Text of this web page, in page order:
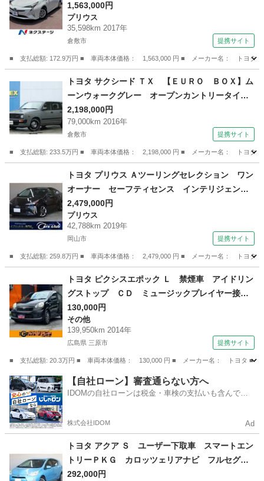
ルトインＥＴＣ 純正１５インチアルミ オート
ライト オートエアコン Ｂｌｕｅｔｏｏｔｈ
ＣＤ フルセグ （車検整備付）
1,563,000円
プリウス
35,598km 2017年
倉敷市 提携サイト
■ 支払総額: 172.9万円 ■ 車両本体価格： 1,563,000 円 ■ メーカー名： トヨ
プリウス
トヨタ サクシード ＴＸ 【ＥＵＲＯ ＢＯＸ】ム
ーンウォークグレー オープンカントリータイ
ヤ 角目フェイスチェ ドラレコ（フロント）ン
ジ ＥＴＣ クロスカントリー１５インチＡＷ
ブラックシートカバー ＫＥＮＷＯＯＤ７型ナビ
（車検整備付）
2,198,000円
79,000km 2016年
倉敷市 提携サイト
■ 支払総額: 233.5万円 ■ 車両本体価格： 2,198,000 円 ■ メーカー名： トヨタ
トヨタ
トヨタ プリウス Ａツーリングセレクション ワン
オーナー セーフティセンス インテリジェント
クリアランスソナー 純正１７インチＡＷ ＢＳ
Ｍ ＨＵＤ 禁煙車 レーダークルーズ パワー
シート シートヒーター 純正ＳＤナビ バック
2,479,000円
プリウス
42,788km 2019年
岡山市 提携サイト
■ 支払総額: 259.8万円 ■ 車両本体価格： 2,479,000 円 ■ メーカー名： トヨタ
プリウス
トヨタ ピクシスエポック Ｌ 禁煙車 アイドリン
グストップ ＣＤ ミュージックプレイヤー接続
可 キーレスエントリー ＡＷ１４インチ エア
コン パワーウィンドウ パワーステアリング
ＡＢＳ 横滑り防止装置 運転席・助手席エアバ
130,000円
その他
139,950km 2014年
広島県 三原市 提携サイト
■ 支払総額: 20.3万円 ■ 車両本体価格： 130,000 円 ■ メーカー名： トヨタ ■
広島 三原市 その他
【自社ローン】審査通らない方へ
IDOMの自社ローンは税金・車検の支払いも含んでい
株式会社IDOM Ad
トヨタ アクア Ｓ ユーザー下取車 スマートエン
トリーＰＫＧ カロッツェリアナビ フルセグＴ
Ｖ ＢＴ接続 ＣＤ／ＤＶＤ バックカメラ ク
292,000円